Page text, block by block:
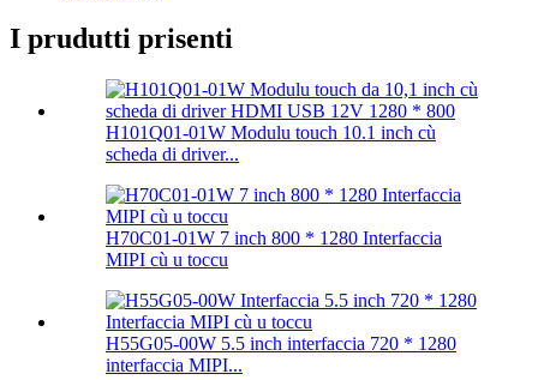
I prudutti prisenti
H101Q01-01W Modulu touch 10.1 inch cù
scheda di driver...
H70C01-01W 7 inch 800 * 1280 Interfaccia
MIPI cù u toccu
H55G05-00W 5.5 inch interfaccia 720 * 1280
interfaccia MIPI...